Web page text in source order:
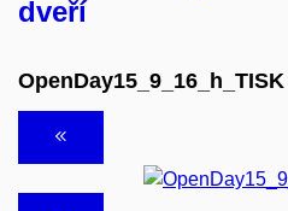
dveří
OpenDay15_9_16_h_TISK